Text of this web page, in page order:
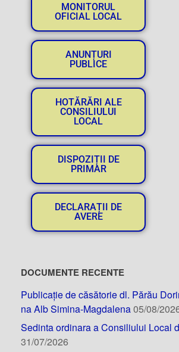
MONITORUL
OFICIAL LOCAL
ANUNȚURI
PUBLICE
HOTĂRĂRI ALE
CONSILIULUI
LOCAL
DISPOZIȚII DE
PRIMAR
DECLARAȚII DE
AVERE
DOCUMENTE RECENTE
Publicație de căsătorie dl. Părău
na Alb Simina-Magdalena05/08/
Sedinta ordinara a Consiliului Local
31/07/2026